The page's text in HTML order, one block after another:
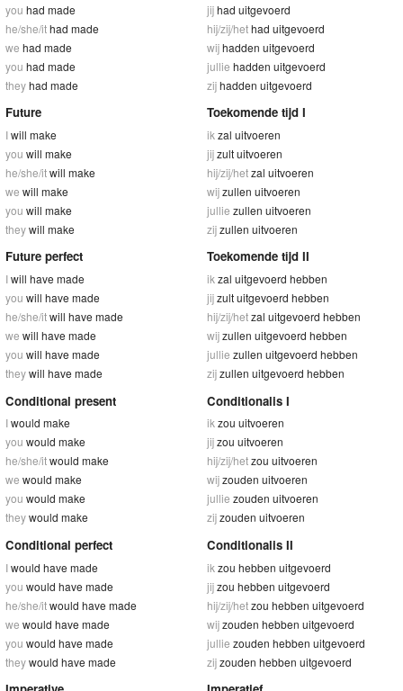
you had made
he/she/ithad made
we had made
you had made
theyhad made
jijhad uitgevoerd
hij/zij/hethad uitgevoerd
wijhadden uitgevoerd
jullie hadden uitgevoerd
zijhadden uitgevoerd
Future
Iwill make
you will make
he/she/itwill make
we will make
you will make
theywill make
Toekomende tijd I
ik zal uitvoeren
jijzult uitvoeren
hij/zij/hetzal uitvoeren
wijzullen uitvoeren
jullie zullen uitvoeren
zijzullen uitvoeren
Future perfect
Iwill have made
you will have made
he/she/itwill have made
we will have made
you will have made
theywill have made
Toekomende tijd II
ik zal uitgevoerd hebben
jijzult uitgevoerd hebben
hij/zij/hetzal uitgevoerd hebben
wijzullen uitgevoerd hebben
jullie zullen uitgevoerd hebben
zijzullen uitgevoerd hebben
Conditional present
Iwould make
you would make
he/she/itwould make
we would make
you would make
theywould make
Conditionalis I
ik zou uitvoeren
jijzou uitvoeren
hij/zij/hetzou uitvoeren
wijzouden uitvoeren
jullie zouden uitvoeren
zijzouden uitvoeren
Conditional perfect
Iwould have made
you would have made
he/she/itwould have made
we would have made
you would have made
theywould have made
Conditionalis II
ik zou hebben uitgevoerd
jijzou hebben uitgevoerd
hij/zij/hetzou hebben uitgevoerd
wijzouden hebben uitgevoerd
jullie zouden hebben uitgevoerd
zijzouden hebben uitgevoerd